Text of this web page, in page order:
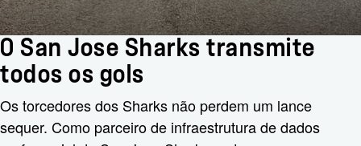
O San Jose Sharks transmite
todos os gols
Os torcedores dos Sharks não perdem um lance
sequer. Como parceiro de infraestrutura de dados